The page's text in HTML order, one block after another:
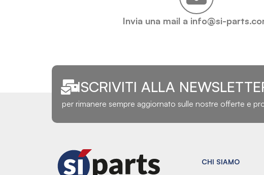
Invia una mail a info@si-
ISCRIVITI ALLA
per rimanere sempre aggiornato sulle nostre offerte e
CHI SIAMO